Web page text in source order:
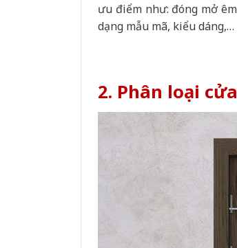
ưu điểm như: đóng mở
dạng mẫu mã, kiểu dáng,…
2. Phân loại